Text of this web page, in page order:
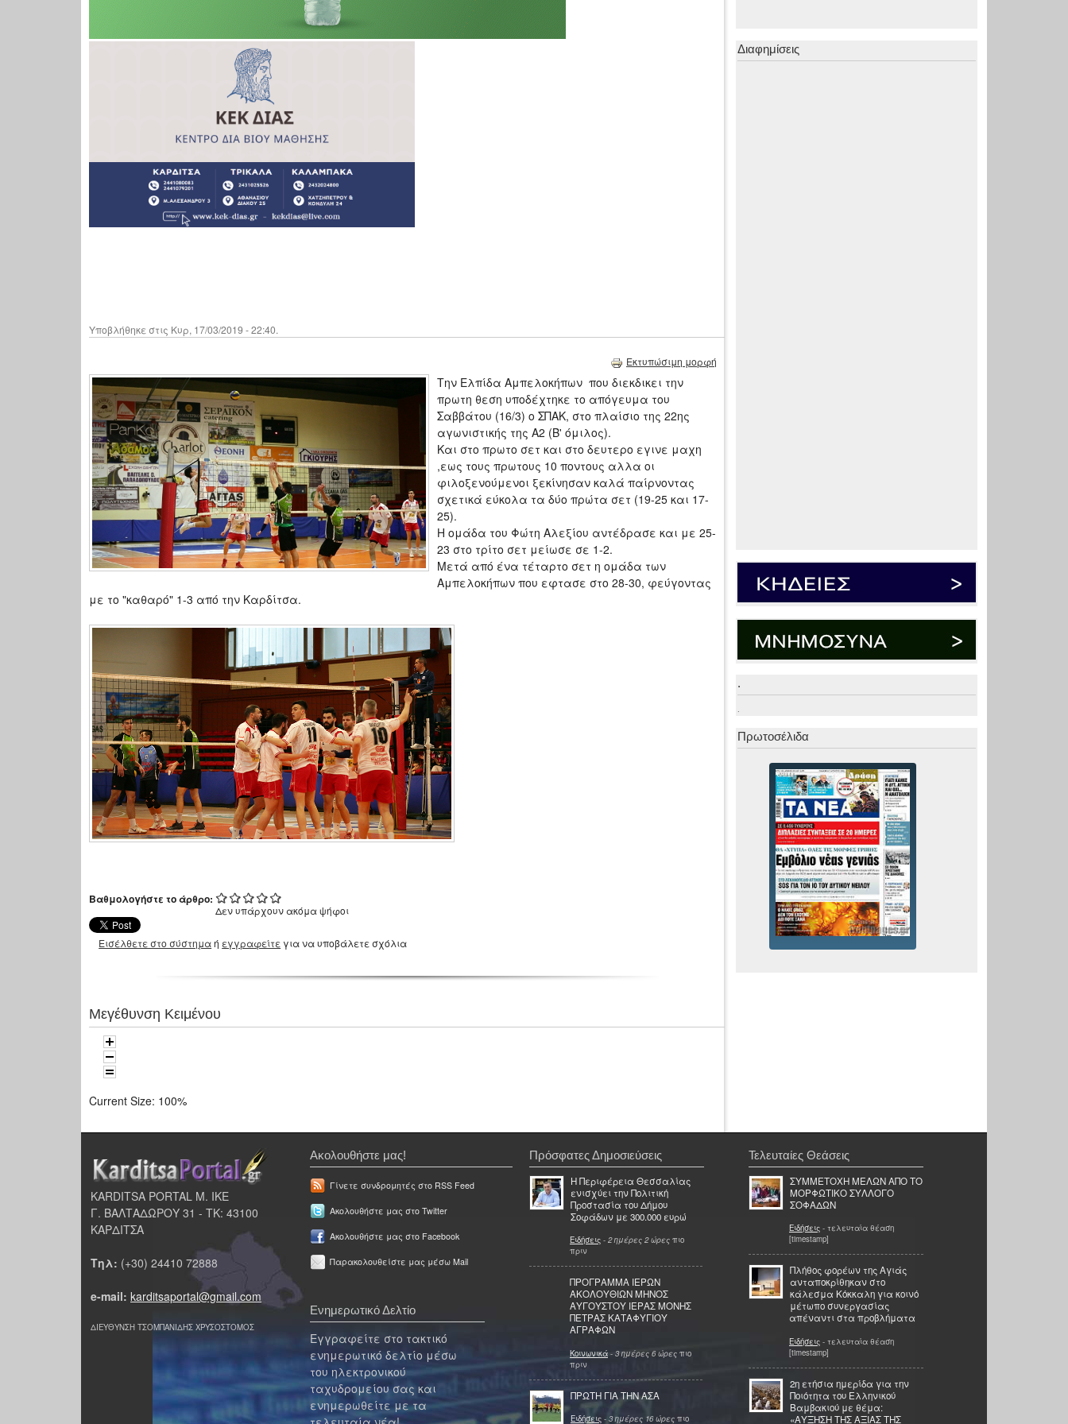
Υποβλήθηκε στις Κυρ, 17/03/2019 - 22:40.
Εκτυπώσιμη μορφή
Την Ελπίδα Αμπελοκήπων που διεκδικει την
πρωτη θεση υποδέχτηκε το απόγευμα του
Σαββάτου (16/3) ο ΣΠΑΚ, στο πλαίσιο της 22ης
αγωνιστικής της Α2 (Β' όμιλος).
Και στο πρωτο σετ και στο δευτερο εγινε μαχη
,εως τους πρωτους 10 ποντους αλλα οι
φιλοξενούμενοι ξεκίνησαν καλά παίρνοντας
σχετικά εύκολα τα δύο πρώτα σετ (19-25 και 17-
25).
Η ομάδα του Φώτη Αλεξίου αντέδρασε και με 25-
23 στο τρίτο σετ μείωσε σε 1-2.
Μετά από ένα τέταρτο σετ η ομάδα των
Αμπελοκήπων που εφτασε στο 28-30, φεύγοντας
με το "καθαρό" 1-3 από την Καρδίτσα.
Βαθμολογήστε το άρθρο:
Δεν υπάρχουν ακόμα ψήφοι
Εισέλθετε στο σύστημαή εγγραφείτε για να υποβάλετε σχόλια
Μεγέθυνση Κειμένου
Current Size: 100%
Διαφημίσεις
.
.
Πρωτοσέλιδα
KARDITSA PORTAL Μ. ΙΚΕ
Γ. ΒΑΛΤΑΔΩΡΟΥ 31 - ΤΚ: 43100
ΚΑΡΔΙΤΣΑ
Τηλ: (+30) 24410 72888
e-mail: karditsaportal@gmail.com
ΔΙΕΥΘΥΝΣΗ ΤΣΟΜΠΑΝΙΔΗΣ ΧΡΥΣΟΣΤΟΜΟΣ
Ακολουθήστε μας!
Γίνετε συνδρομητές στο RSS Feed
Ακολουθήστε μας στο Twitter
Ακολουθήστε μας στο Facebook
Παρακολουθείστε μας μέσω Mail
Ενημερωτικό Δελτίο
Εγγραφείτε στο τακτικό
ενημερωτικό δελτίο μέσω
του ηλεκτρονικού
ταχυδρομείου σας και
ενημερωθείτε με τα
Πρόσφατες Δημοσιεύσεις
Η Περιφέρεια Θεσσαλίας
ενισχύει την Πολιτική
Προστασία του Δήμου
Σοφάδων με 300.000 ευρώ
Ειδήσεις - 2 ημέρες 2 ώρες πιο
πριν
ΠΡΟΓΡΑΜΜΑ ΙΕΡΩΝ
ΑΚΟΛΟΥΘΙΩΝ ΜΗΝΟΣ
ΑΥΓΟΥΣΤΟΥ ΙΕΡΑΣ ΜΟΝΗΣ
ΠΕΤΡΑΣ ΚΑΤΑΦΥΓΙΟΥ
ΑΓΡΑΦΩΝ
Κοινωνικά - 3 ημέρες 6 ώρες πιο
πριν
ΠΡΩΤΗ ΓΙΑ ΤΗΝ ΑΣΑ
Ειδήσεις - 3 ημέρες 16 ώρες πιο
Τελευταίες Θεάσεις
ΣΥΜΜΕΤΟΧΗ ΜΕΛΩΝ ΑΠΟ ΤΟ
ΜΟΡΦΩΤΙΚΟ ΣΥΛΛΟΓΟ
ΣΟΦΑΔΩΝ
Ειδήσεις - τελευταία θέαση
[timestamp]
Πλήθος φορέων της Αγιάς
ανταποκρίθηκαν στο
κάλεσμα Κόκκαλη για κοινό
μέτωπο συνεργασίας
απέναντι στα προβλήματα
Ειδήσεις - τελευταία θέαση
[timestamp]
2η ετήσια ημερίδα για την
Ποιότητα του Ελληνικού
Βαμβακιού με θέμα:
«ΑΥΞΗΣΗ ΤΗΣ ΑΞΙΑΣ ΤΗΣ